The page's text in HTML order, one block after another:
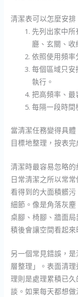
清潔表可以怎麼安排
先列出家中
廳、玄關、收
依照使用頻率
每個區域只安
執行。
把高頻率、最
每隔一段時間
當清潔任務變得具
目標地整理，按表
清潔時最容易忽略
日常清潔之所以常
看得到的大面積髒
細節。像是角落灰
桌腳、椅腳、牆面
積後會讓空間看起來
另一個常見錯誤，
層整理」。表面清
理則是處理累積已
談。如果每天都想